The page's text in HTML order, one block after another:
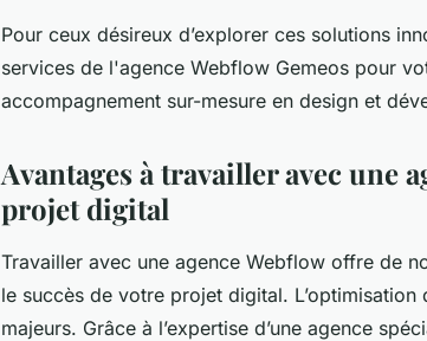
Pour ceux désireux d’explorer ces solutions
services de l'agence Webflow Gemeos pour
accompagnement sur-mesure en design et
Avantages à travailler avec une
projet digital
Travailler avec une agence Webflow offre de
le succès de votre projet digital. L’optimisation
majeurs. Grâce à l’expertise d’une agence